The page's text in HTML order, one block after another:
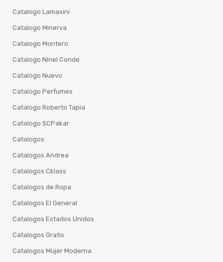
Catalogo Lamasini
Catalogo Minerva
Catalogo Montero
Catalogo Ninel Conde
Catalogo Nuevo
Catalogo Perfumes
Catalogo Roberto Tapia
Catalogo SCPakar
Catalogos
Catalogos Andrea
Catalogos Cklass
Catalogos de Ropa
Catalogos El General
Catalogos Estados Unidos
Catalogos Gratis
Catalogos Mujer Moderna